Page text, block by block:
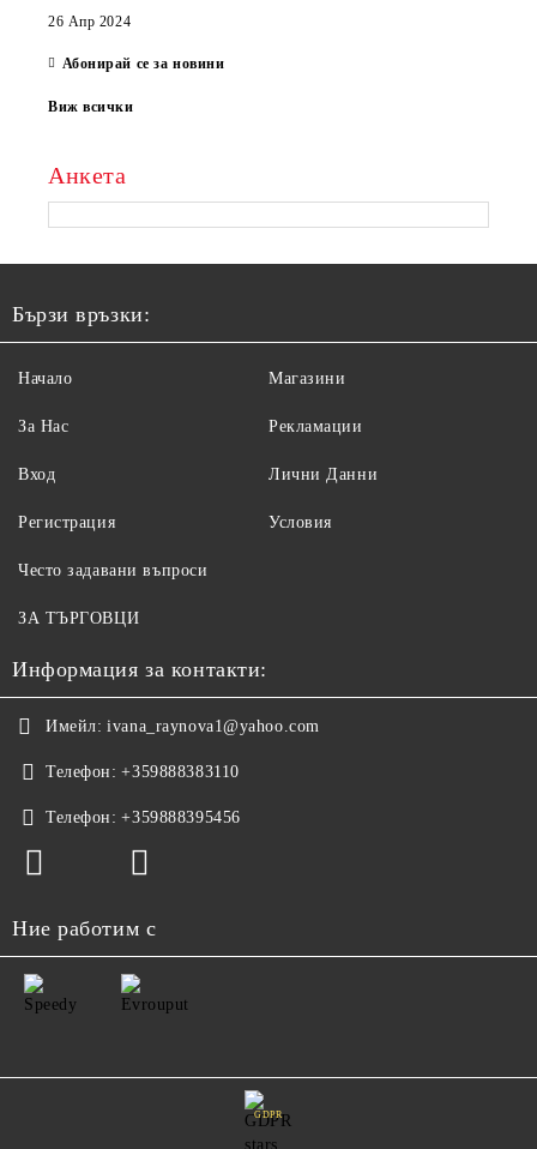
26 Апр 2024
Абонирай се за новини
Виж всички
Анкета
Бързи връзки:
Начало
За Нас
Вход
Регистрация
Магазини
Рекламации
Лични Данни
Условия
Често задавани въпроси
ЗА ТЪРГОВЦИ
Информация за контакти:
Имейл: ivana_raynova1@yahoo.com
Телефон: +359888383110
Телефон: +359888395456
Ние работим с
GDPR